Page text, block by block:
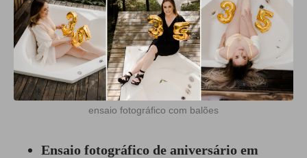
ensaio fotográfico com balões
Ensaio fotográfico de aniversário em